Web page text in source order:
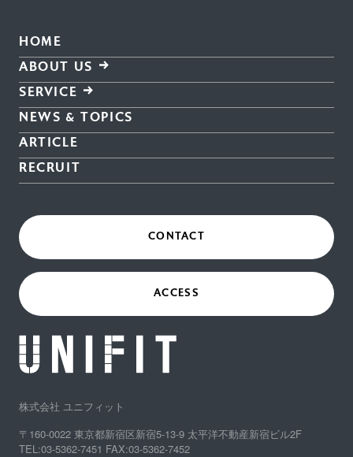
HOME
ABOUT US
SERVICE
NEWS & TOPICS
ARTICLE
RECRUIT
CONTACT
ACCESS
株式会社 ユニフィット
〒160-0022 東京都新宿区新宿5-13-9 太平洋不動産新宿ビル2F
TEL:03-5362-7451 FAX:03-5362-7452